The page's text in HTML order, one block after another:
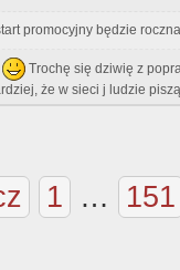
promocyjny będzie
Trochę się dziwię z
że w sieci j ludzie
1 … 151